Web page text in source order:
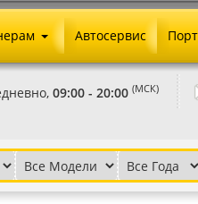
09:00 - 20:00 (МСК)
вознаграждение
прайс
Автосервис